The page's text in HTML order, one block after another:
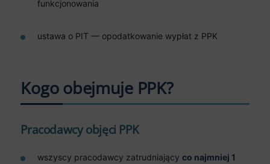
funkcjonowania
ustawa o PIT — opodatkowanie wypłat z PPK
Kogo obejmuje PPK?
Pracodawcy objęci PPK
wszyscy pracodawcy zatrudniającyco najmniej 1